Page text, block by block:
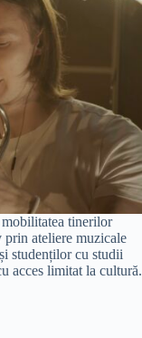
tinerilor
ateliere muzicale
studenților cu studii
acces limitat la cultură.